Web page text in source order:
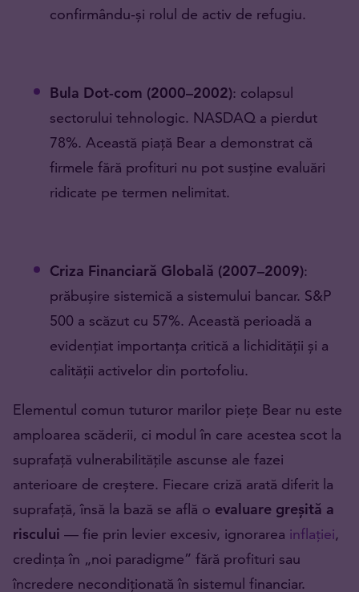
confirmându-și rolul de activ de refugiu.
Bula Dot-com (2000–2002): colapsul
sectorului tehnologic. NASDAQ a pierdut
78%. Această piață Bear a demonstrat că
firmele fără profituri nu pot susține evaluări
ridicate pe termen nelimitat.
Criza Financiară Globală (2007–2009):
prăbușire sistemică a sistemului bancar. S&P
500 a scăzut cu 57%. Această perioadă a
evidențiat importanța critică a lichidității și a
calității activelor din portofoliu.
Elementul comun tuturor marilor piețe Bear nu este
amploarea scăderii, ci modul în care acestea scot la
suprafață vulnerabilitățile ascunse ale fazei
anterioare de creștere. Fiecare criză arată diferit la
suprafață, însă la bază se află o evaluare greșită a
riscului — fie prin levier excesiv, ignorarea inflației,
credința în „noi paradigme” fără profituri sau
încredere necondiționată în sistemul financiar.